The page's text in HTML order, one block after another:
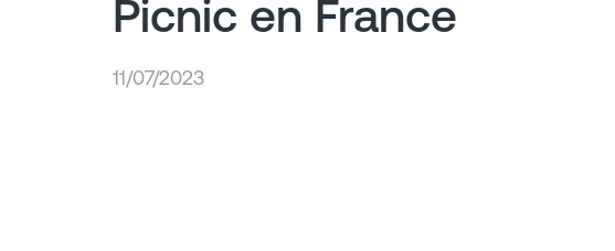
Picnic en France
11/07/2023